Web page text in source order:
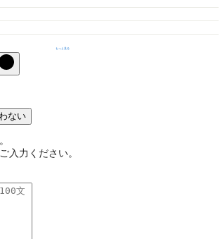
もっと見る
ない
入力ください。